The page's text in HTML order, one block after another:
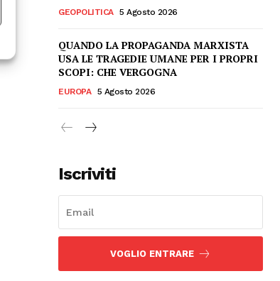
GEOPOLITICA 5 Agosto 2026
QUANDO LA PROPAGANDA MARXISTA
USA LE TRAGEDIE UMANE PER I PROPRI
SCOPI: CHE VERGOGNA
EUROPA 5 Agosto 2026
Iscriviti
VOGLIO ENTRARE